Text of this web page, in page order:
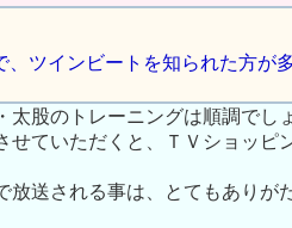
、ツインビートを知られた方が
股のトレーニングは順調でし
せていただくと、ＴＶショッピ
放送される事は、とてもありが